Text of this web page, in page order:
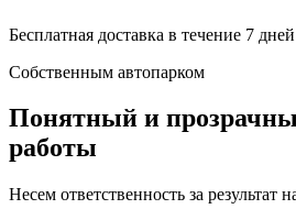
Бесплатная доставка в течение 7 дней
Собственным автопарком
Понятный и
работы
Несем ответственность за результат